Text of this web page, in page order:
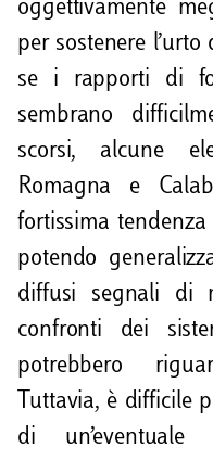
oggettivamente
per sostenere
se i rapporti di
sembrano
scorsi, alcune
Romagna e
fortissima tendenza
potendo
diffusi segnali di
confronti dei
potrebbero
Tuttavia, è difficile
di un’eventuale